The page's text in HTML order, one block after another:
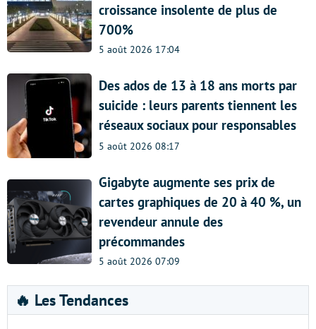
croissance insolente de plus de
700%
5 août 2026 17:04
Des ados de 13 à 18 ans morts par
suicide : leurs parents tiennent les
réseaux sociaux pour responsables
5 août 2026 08:17
Gigabyte augmente ses prix de
cartes graphiques de 20 à 40 %, un
revendeur annule des
précommandes
5 août 2026 07:09
🔥 Les Tendances